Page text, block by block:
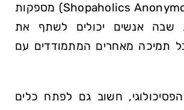
אנונימיים" (Shopaholics Anonymous) מספקות
שבה אנשים יכולים לשתף את
תמיכה מאחרים המתמודדים עם
חשוב גם לפתח כלים